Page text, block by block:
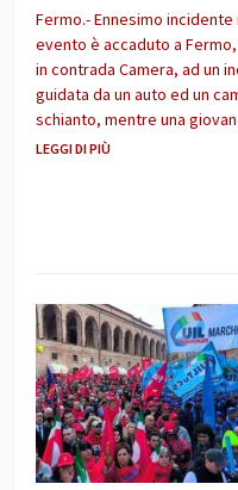
Fermo.- Ennesimo
evento è accaduto a
in contrada Camera, ad un
guidata da un auto ed un
schianto, mentre una
LEGGI DI PIÙ